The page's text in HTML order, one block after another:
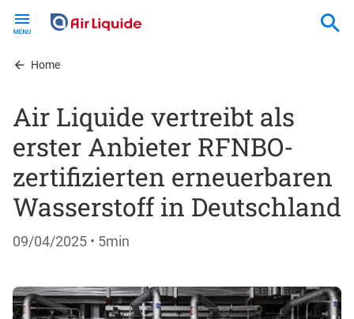
contentHome
Air Liquide vertreibt als
erster Anbieter RFNBO-
zertifizierten erneuerbaren
Wasserstoff in Deutschland
09/04/2025 • 5min